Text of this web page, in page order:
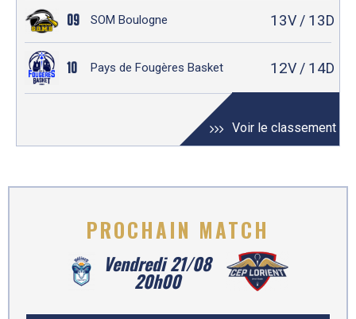
09 SOM Boulogne 13V / 13D
10 Pays de Fougères Basket 12V / 14D
Voir le classement
Vendredi 21/08
20h00
PROCHAIN MATCH